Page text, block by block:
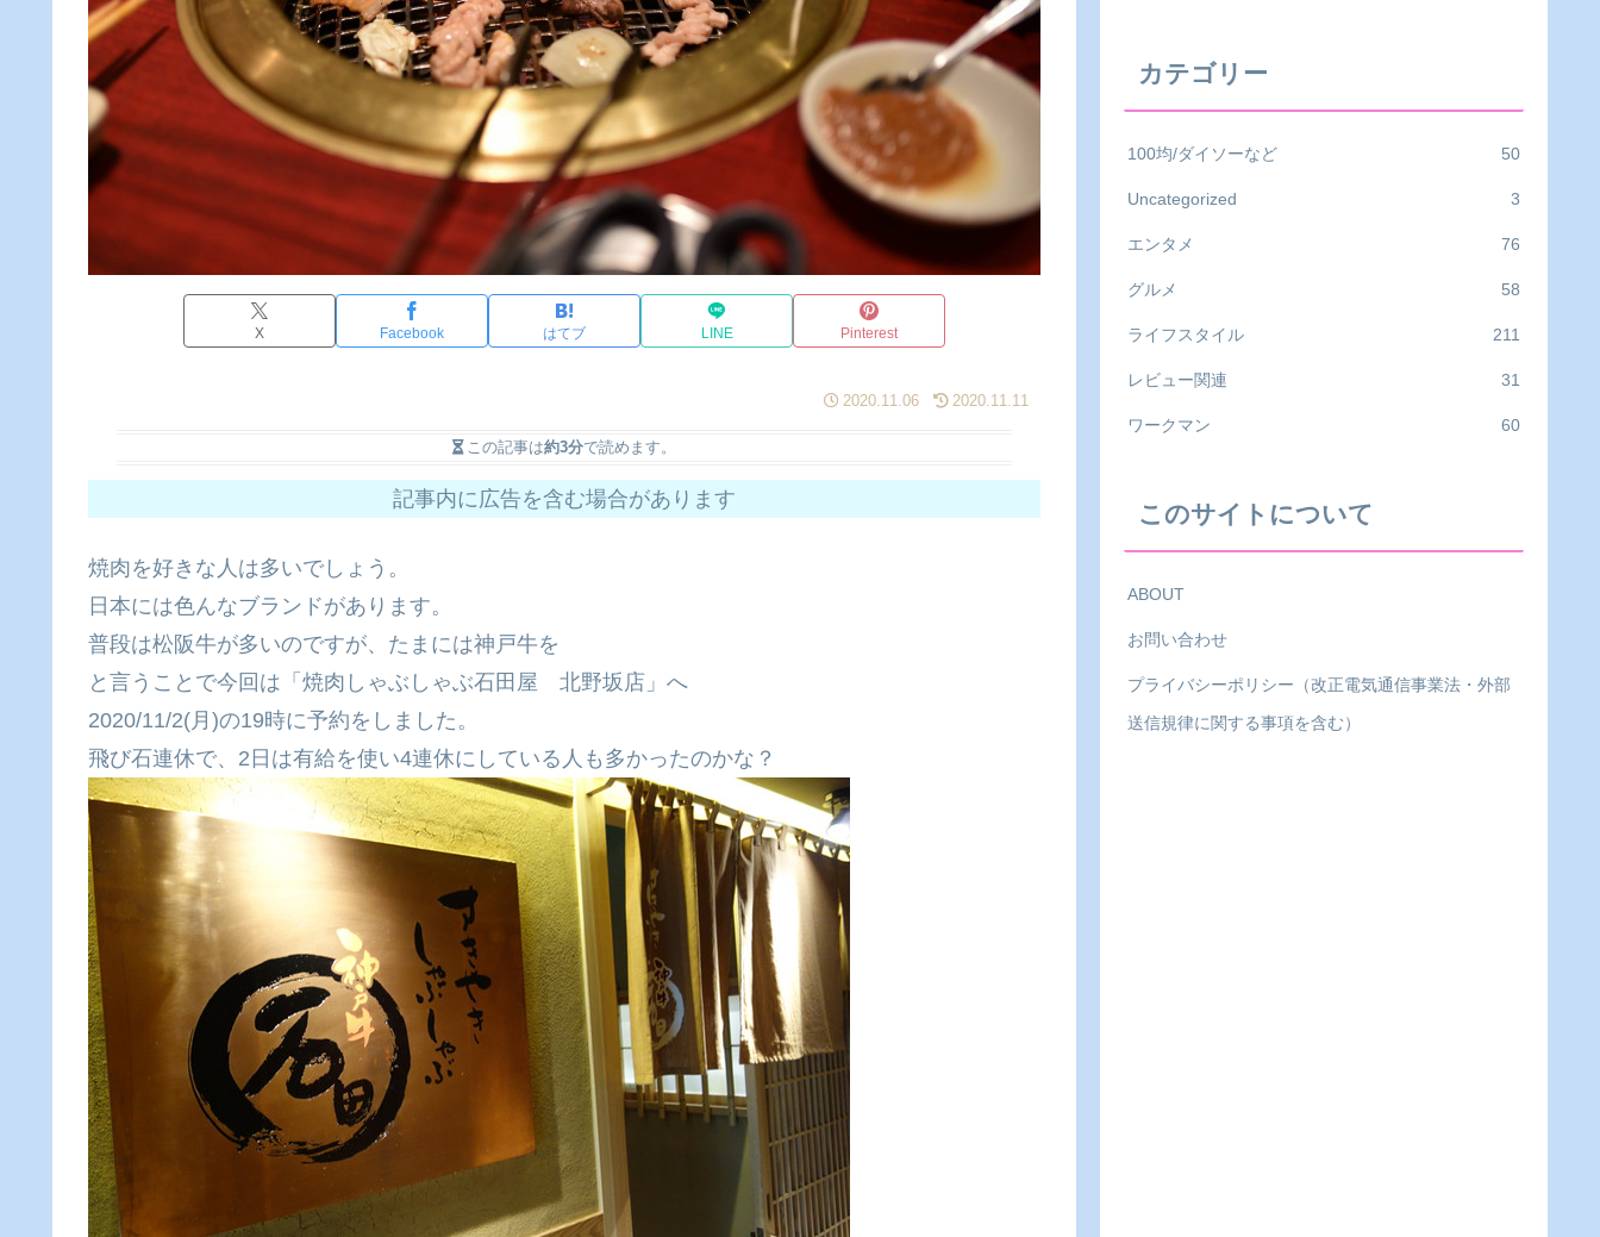
X Facebook はてブ LINE Pinterest
2020.11.06 2020.11.11
この記事は約3分で読めます。
記事内に広告を含む場合があります
焼肉を好きな人は多いでしょう。
日本には色んなブランドがあります。
普段は松阪牛が多いのですが、たまには神戸牛を
と言うことで今回は「焼肉しゃぶしゃぶ石田屋 北野坂店」へ
2020/11/2(月)の19時に予約をしました。
飛び石連休で、2日は有給を使い4連休にしている人も多かったのかな？
カテゴリー
100均/ダイソーなど 50
Uncategorized 3
エンタメ 76
グルメ 58
ライフスタイル 211
レビュー関連 31
ワークマン 60
このサイトについて
ABOUT
お問い合わせ
プライバシーポリシー（改正電気通信事業法・外部
送信規律に関する事項を含む）